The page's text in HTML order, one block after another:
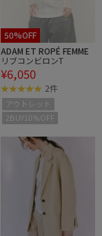
50%OFF
ADAM ET ROPÉ FEMME
リブコンビロンT
¥6,050
2件
アウトレット
2BUY10%OFF